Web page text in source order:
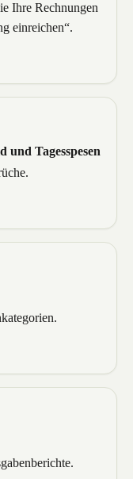
Ihre Rechnungen
einreichen“.
und Tagesspesen